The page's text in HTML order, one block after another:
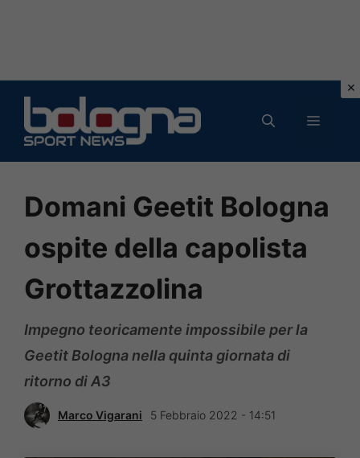
contenuto
MENU
Domani Geetit Bologna
ospite della capolista
Grottazzolina
Impegno teoricamente impossibile per la
Geetit Bologna nella quinta giornata di
ritorno di A3
Marco Vigarani 5 Febbraio 2022 - 14:51